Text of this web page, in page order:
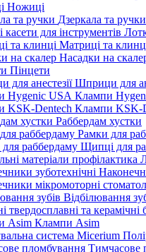
Ножиці
Дзеркала та ручки
Матриці та
Насадки на
Пінцети
Шприци для
Клампи
Клампи KSK-
Раббердам хустки
Рамки для
Щипці для
Відбілювання
Клампи Asim
Тимчасове